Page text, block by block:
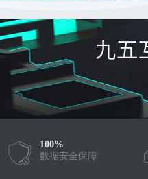
九五
100%
数据安全保障